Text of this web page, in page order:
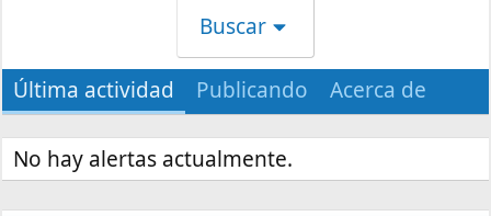
Buscar
Última actividad Publicando Acerca de
No hay alertas actualmente.